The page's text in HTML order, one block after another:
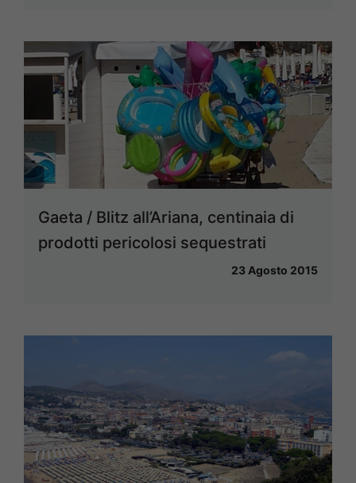
Gaeta / Blitz all’Ariana, centinaia di
prodotti pericolosi sequestrati
23 Agosto 2015